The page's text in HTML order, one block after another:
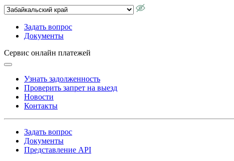
Задать вопрос
Документы
Сервис онлайн платежей
Узнать задолженность
Проверить запрет на выезд
Новости
Контакты
Задать вопрос
Документы
Представление API